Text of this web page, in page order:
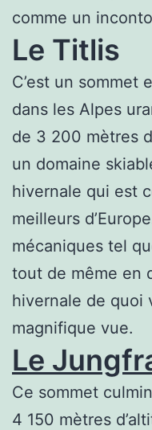
comme un
Le Titlis
C’est un sommet
dans les Alpes
de 3 200 mètres
un domaine
hivernale qui est
meilleurs
mécaniques tel
tout de même en
hivernale de quoi
magnifique vue.
Le
Ce sommet
4 150 mètres